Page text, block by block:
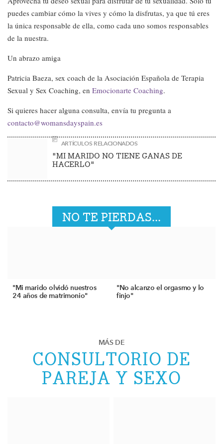
puedes cambiar cómo la vives y cómo la disfrutas, ya que tú eres
la única responsable de ella, como cada uno somos responsables
de la nuestra.
Un abrazo amiga
Patricia Baeza, sex coach de la Asociación Española de Terapia
Sexual y Sex Coaching, en Emocionarte Coaching.
Si quieres hacer alguna consulta, envía tu pregunta a
contacto@womansdayspain.es
ARTÍCULOS RELACIONADOS
"MI MARIDO NO TIENE GANAS DE
HACERLO"
NO TE PIERDAS...
"Mi marido olvidó nuestros
24 años de matrimonio"
"No alcanzo el orgasmo y lo
finjo"
MÁS DE
CONSULTORIO DE
PAREJA Y SEXO